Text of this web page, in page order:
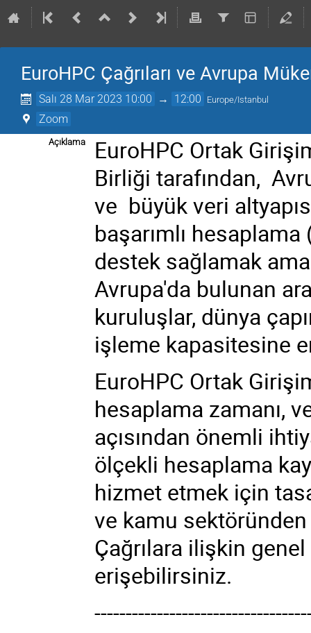
EuroHPC Çağrıları ve Avrupa
Salı 28 Mar 2023 10:00 → 12:00 Europe/Istanbul
Zoom
Açıklama
EuroHPC Ortak
Birliği tarafından,
ve büyük veri
başarımlı
destek sağlamak
Avrupa'da bulunan
kuruluşlar, dünya
işleme kapasitesine
EuroHPC Ortak
hesaplama zamanı,
açısından önemli
ölçekli hesaplama
hizmet etmek için
ve kamu
Çağrılara ilişkin
erişebilirsiniz.